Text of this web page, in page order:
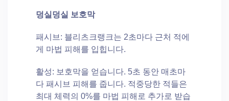
덩실덩실 보호막
패시브: 블리츠크랭크는 2초마다 근처 적에
게 마법 피해를 입힙니다.
활성: 보호막을 얻습니다. 5초 동안 매초마
다 패시브 피해를 줍니다. 적중당한 적들은
최대 체력의 0%를 마법 피해로 추가로 받습